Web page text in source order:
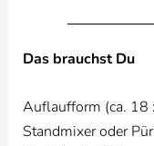
Das brauchst Du
Auflaufform (ca. 18
Standmixer oder